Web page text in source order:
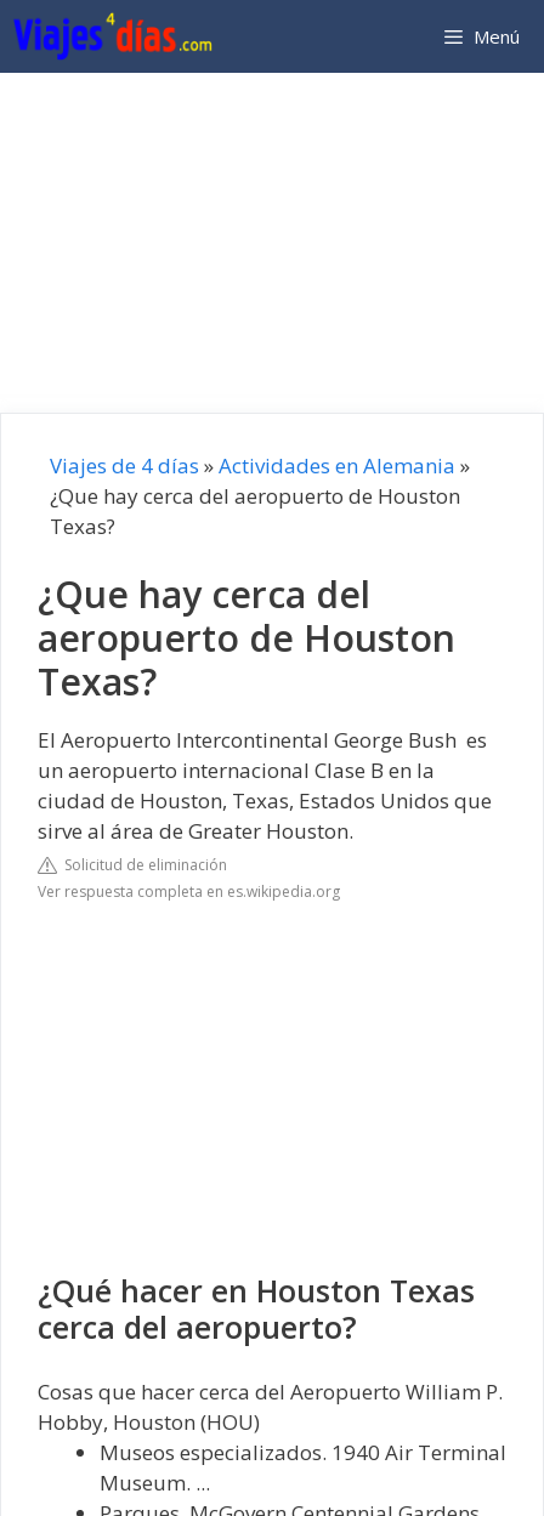
Saltar
al
contenido
Menú
Viajes de 4 días »Actividades en Alemania »
¿Que hay cerca del aeropuerto de Houston
Texas?
¿Que hay cerca del
aeropuerto de Houston
Texas?
El Aeropuerto Intercontinental George Bush ​ es
un aeropuerto internacional Clase B en la
ciudad de Houston, Texas, Estados Unidos que
sirve al área de Greater Houston.
Solicitud de eliminación
Ver respuesta completa en es.wikipedia.org
¿Qué hacer en Houston Texas
cerca del aeropuerto?
Cosas que hacer cerca del Aeropuerto William P.
Hobby, Houston (HOU)‎
Museos especializados. 1940 Air Terminal
Museum. ...